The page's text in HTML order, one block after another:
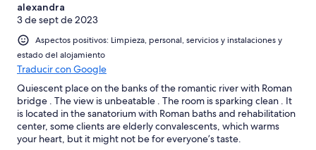
alexandra
3 de sept de 2023
Aspectos positivos: Limpieza, personal, servicios y instalaciones y
estado del alojamiento
Traducir con Google
Quiescent place on the banks of the romantic river with Roman
bridge . The view is unbeatable . The room is sparking clean . It
is located in the sanatorium with Roman baths and rehabilitation
center, some clients are elderly convalescents, which warms
your heart, but it might not be for everyone’s taste.